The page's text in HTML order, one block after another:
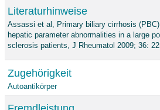
Literaturhinweise
Assassi et al, Primary biliary cirrhosis
hepatic parameter abnormalities in a large
sclerosis patients, J Rheumatol 2009; 36:
Zugehörigkeit
Autoantikörper